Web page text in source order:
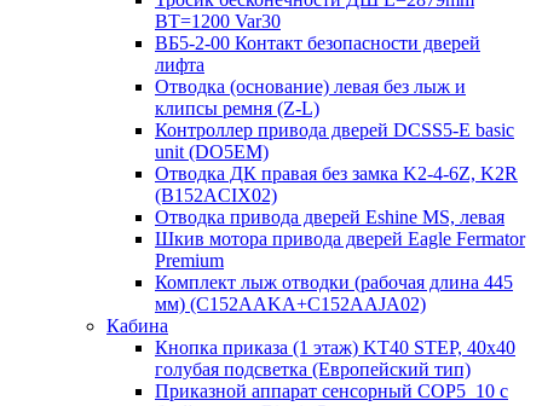
BT=1200 Var30
ВБ5-2-00 Контакт безопасности дверей
лифта
Отводка (основание) левая без лыж и
клипсы ремня (Z-L)
Контроллер привода дверей DCSS5-E basic
unit (DO5EM)
Отводка ДК правая без замка K2-4-6Z, K2R
(B152ACIX02)
Отводка привода дверей Eshine MS, левая
Шкив мотора привода дверей Eagle Fermator
Premium
Комплект лыж отводки (рабочая длина 445
мм) (C152AAKA+C152AAJA02)
Кабина
Кнопка приказа (1 этаж) KT40 STEP, 40х40
голубая подсветка (Европейский тип)
Приказной аппарат сенсорный COP5_10 с